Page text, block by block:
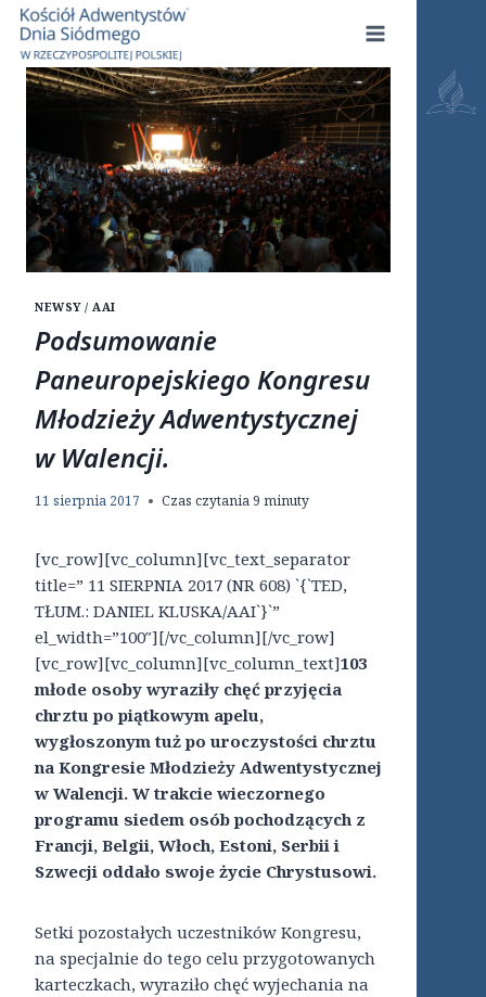
Przejdź
treści
NEWSY / AAI
Podsumowanie
Paneuropejskiego Kongresu
Młodzieży Adwentystycznej
w Walencji.
11 sierpnia 2017 Czas czytania9 minuty
[vc_row][vc_column][vc_text_separator
title=” 11 SIERPNIA 2017 (NR 608) `{`TED,
TŁUM.: DANIEL KLUSKA/AAI`}`”
el_width=”100″][/vc_column][/vc_row]
[vc_row][vc_column][vc_column_text]103
młode osoby wyraziły chęć przyjęcia
chrztu po piątkowym apelu,
wygłoszonym tuż po uroczystości chrztu
na Kongresie Młodzieży Adwentystycznej
w Walencji. W trakcie wieczornego
programu siedem osób pochodzących z
Francji, Belgii, Włoch, Estoni, Serbii i
Szwecji oddało swoje życie Chrystusowi.
Setki pozostałych uczestników Kongresu,
na specjalnie do tego celu przygotowanych
karteczkach, wyraziło chęć wyjechania na